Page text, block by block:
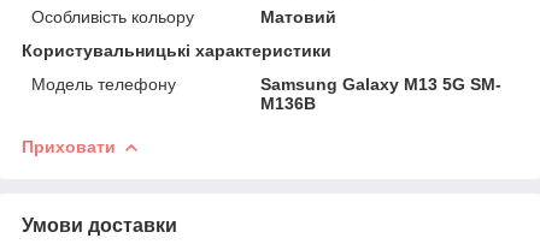
Особливість кольору
Матовий
Користувальницькі характеристики
Модель телефону
Samsung Galaxy M13 5G SM-
M136B
Приховати
Умови доставки